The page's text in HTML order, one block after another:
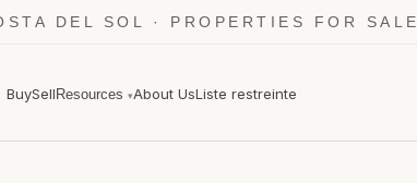
DEL SOL · PROPERTIES FOR SALE
BuySellResources ▾About UsListe restreinte